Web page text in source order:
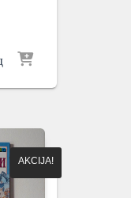
Trenutna
je:
AKCIJA!